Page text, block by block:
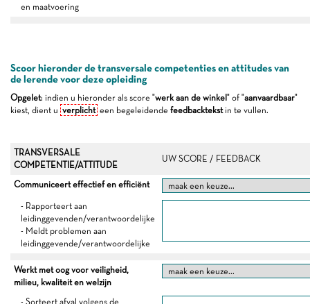
en maatvoering
Scoor hieronder de transversale competenties en attitudes van
de lerende voor deze opleiding
Opgelet: indien u hieronder als score "werk aan de winkel " of "aanvaardbaar"
kiest, dient u verplicht een begeleidende feedbacktekstin te vullen.
TRANSVERSALE
COMPETENTIE/ATTITUDE
UW SCORE / FEEDBACK
Communiceert effectief en efficiënt
- Rapporteert aan
leidinggevenden/verantwoordelijke
- Meldt problemen aan
leidinggevende/verantwoordelijke
Werkt met oog voor veiligheid,
milieu, kwaliteit en welzijn
- Sorteert afval volgens de